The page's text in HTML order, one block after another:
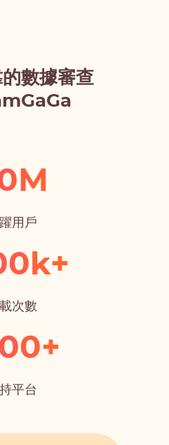
數據審查
用戶
載次數
平台